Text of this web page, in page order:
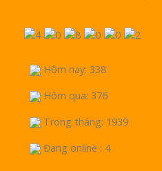
Hôm nay: 338
Hôm qua: 376
Trong tháng: 1939
Đang online : 4